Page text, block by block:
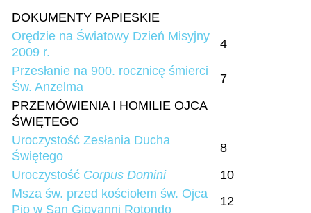
DOKUMENTY PAPIESKIE
Orędzie na Światowy Dzień Misyjny
2009 r.
4
Przesłanie na 900. rocznicę śmierci
Św. Anzelma
7
PRZEMÓWIENIA I HOMILIE OJCA
ŚWIĘTEGO
Uroczystość Zesłania Ducha
Świętego
8
Uroczystość Corpus Domini
10
Msza św. przed kościołem św. Ojca
Pio w San Giovanni Rotondo
12